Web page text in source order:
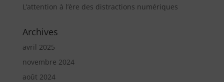
L’attention à l’ère des distractions numériques
Archives
avril 2025
novembre 2024
août 2024